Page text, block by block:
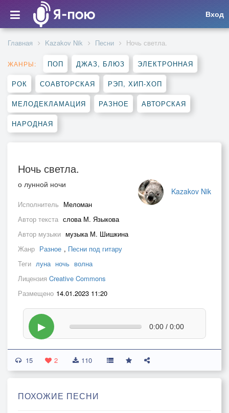
Вход
Главная Kazakov Nik Песни Ночь светла.
ЖАНРЫ: ПОП ДЖАЗ, БЛЮЗ ЭЛЕКТРОННАЯ
РОК СОАВТОРСКАЯ РЭП, ХИП-ХОП
МЕЛОДЕКЛАМАЦИЯ РАЗНОЕ АВТОРСКАЯ
НАРОДНАЯ
Ночь светла.
Kazakov Nik
о лунной ночи
Исполнитель Меломан
Автор текста слова М. Языкова
Автор музыки музыка М. Шишкина
Жанр Разное , Песни под гитару
Теги луна ночь волна
Лицензия Creative Commons
Размещено 14.01.2023 11:20
▶ 0:00 / 0:00
15 2 110
ПОХОЖИЕ ПЕСНИ